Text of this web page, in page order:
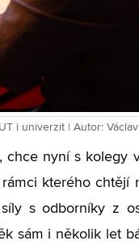
i univerzit | Autor:
nyní s kolegy
kterého chtějí
s odborníky z
sám i několik let